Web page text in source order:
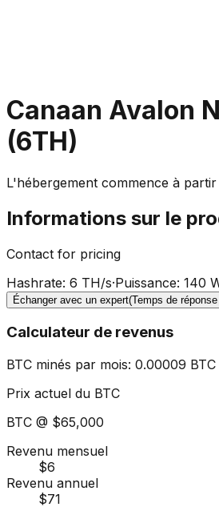
Canaan Avalon
(6TH)
L'hébergement commence à
Informations sur le
Contact for pricing
Hashrate: 6 TH/s·Puissance: 140
Échanger avec un expert(Temps de
Calculateur de revenus
BTC minés par mois: 0.00009 BTC
Prix actuel du BTC
BTC @ $65,000
Revenu mensuel
$6
Revenu annuel
$71